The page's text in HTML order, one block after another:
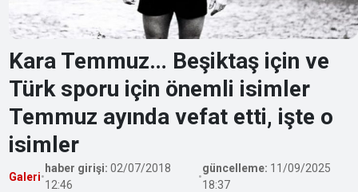
Kara Temmuz… Beşiktaş için ve
Türk sporu için önemli isimler
Temmuz ayında vefat etti, işte o
isimler
Galeri•
haber girişi: 02/07/2018
12:46
•
güncelleme: 11/09/2025
18:37